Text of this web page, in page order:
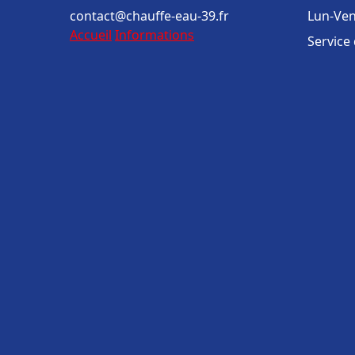
contact@chauffe-eau-39.fr
Accueil Informations
Lun-